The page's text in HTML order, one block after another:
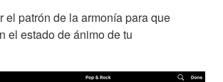
el patrón de la armonía para que
el estado de ánimo de tu